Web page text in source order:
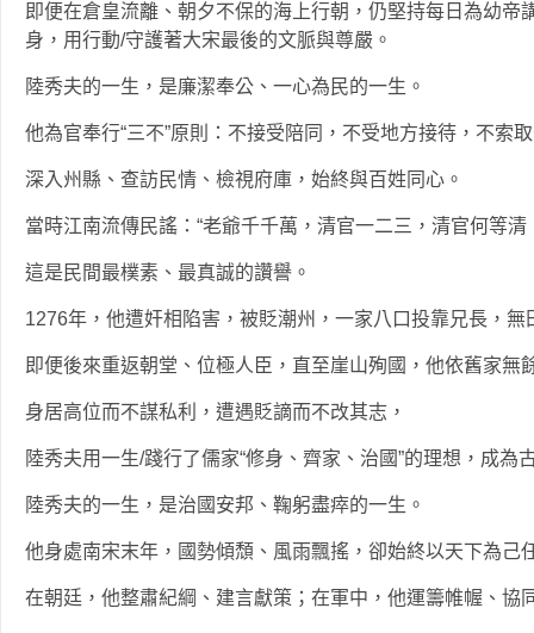
即便在倉皇流離、朝夕不保的海上行朝，仍堅持每日為幼帝
身，用行動/守護著大宋最後的文脈與尊嚴。
陸秀夫的一生，是廉潔奉公、一心為民的一生。
他為官奉行“三不”原則：不接受陪同，不受地方接待，不索
深入州縣、查訪民情、檢視府庫，始終與百姓同心。
當時江南流傳民謠：“老爺千千萬，清官一二三，清官何等清
這是民間最樸素、最真誠的讚譽。
1276年，他遭奸相陷害，被貶潮州，一家八口投靠兄長，
即便後來重返朝堂、位極人臣，直至崖山殉國，他依舊家無
身居高位而不謀私利，遭遇貶謫而不改其志，
陸秀夫用一生/踐行了儒家“修身、齊家、治國”的理想，成為
陸秀夫的一生，是治國安邦、鞠躬盡瘁的一生。
他身處南宋末年，國勢傾頹、風雨飄搖，卻始終以天下為己
在朝廷，他整肅紀綱、建言獻策；在軍中，他運籌帷幄、協